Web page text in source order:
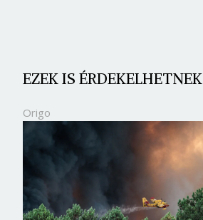
EZEK IS ÉRDEKELHETNEK
Origo